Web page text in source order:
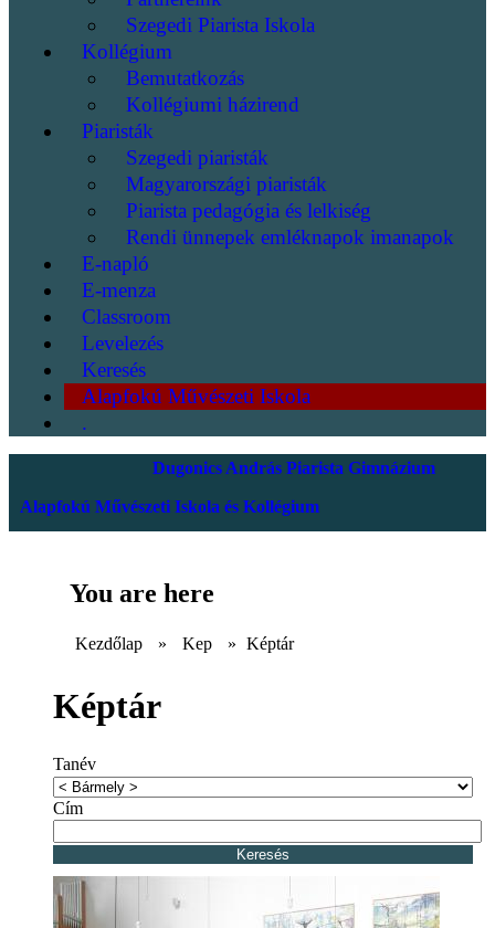
Szegedi Piarista Iskola
Kollégium
Bemutatkozás
Kollégiumi házirend
Piaristák
Szegedi piaristák
Magyarországi piaristák
Piarista pedagógia és lelkiség
Rendi ünnepek emléknapok imanapok
E-napló
E-menza
Classroom
Levelezés
Keresés
Alapfokú Művészeti Iskola
.
Dugonics András Piarista Gimnázium
Alapfokú Művészeti Iskola és Kollégium
You are here
Kezdőlap » Kep » Képtár
Képtár
Tanév
Cím